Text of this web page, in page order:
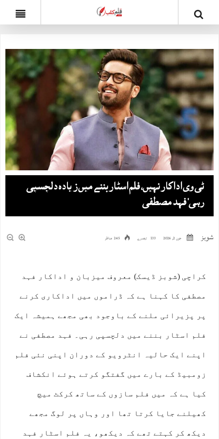
ٹی وی اداکار نہیں، فلم اسٹار بننے میں زیادہ دلچسپی
رہی‘ فہد مصطفی
شوبز جون 2, 2026 133 تبصرے 245 مناظر
کراچی (شوبز ڈیسک) معروف میزبان و اداکار فہد
مصطفی کا کہنا ہے کہ ڈراموں میں اداکاری کرنے
پر پزیرائی ملنے کے باوجود بھی مجھے ہمیشہ ایک
فلم اسٹار بننے میں دلچسپی رہی۔ فہد مصطفی نے
اپنے ایک حالیہ انٹرویو کے دوران اپنی نئی فلم
زومبیڈ کے بارے میں گفتگو کرتے ہوئے انکشاف
کیا ہے کہ میں فلم سازوں کے ساتھ کرکٹ میچ
کھیلنے جایا کرتا تھا اور وہاں پر لوگ مجھے
دیکھ کر کہتے تھے کہ دیکھو، یہ فلم اسٹار فہد